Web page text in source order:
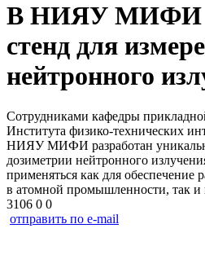
В НИЯУ МИФИ
стенд для
нейтронного
Сотрудниками кафедры
Института физико-технических
НИЯУ МИФИ разработан
дозиметрии нейтронного
применяться как для обеспечение
в атомной промышленности, так и
3106 0 0
отправить по e-mail